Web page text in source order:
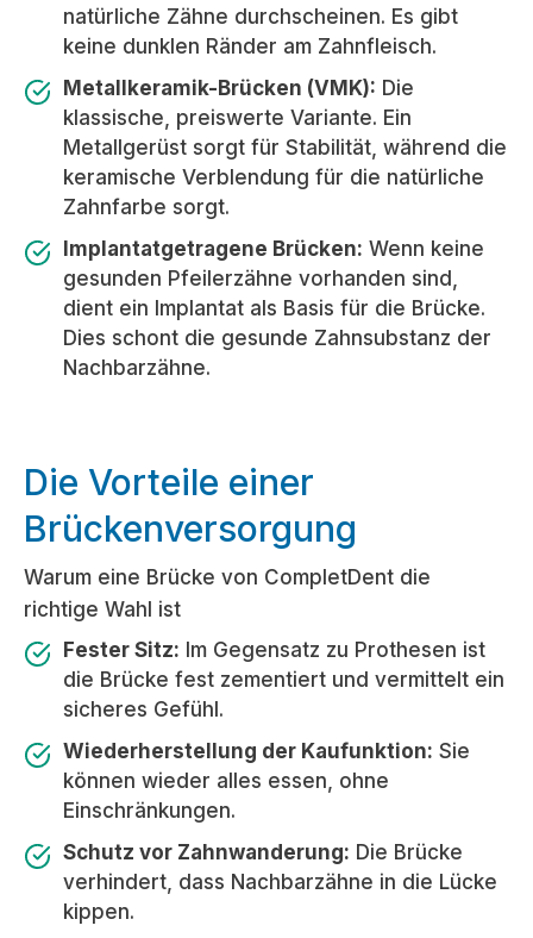
natürliche Zähne durchscheinen. Es gibt
keine dunklen Ränder am Zahnfleisch.
Metallkeramik-Brücken (VMK): Die
klassische, preiswerte Variante. Ein
Metallgerüst sorgt für Stabilität, während die
keramische Verblendung für die natürliche
Zahnfarbe sorgt.
Implantatgetragene Brücken: Wenn keine
gesunden Pfeilerzähne vorhanden sind,
dient ein Implantat als Basis für die Brücke.
Dies schont die gesunde Zahnsubstanz der
Nachbarzähne.
Die Vorteile einer
Brückenversorgung
Warum eine Brücke von CompletDent die
richtige Wahl ist
Fester Sitz: Im Gegensatz zu Prothesen ist
die Brücke fest zementiert und vermittelt ein
sicheres Gefühl.
Wiederherstellung der Kaufunktion: Sie
können wieder alles essen, ohne
Einschränkungen.
Schutz vor Zahnwanderung: Die Brücke
verhindert, dass Nachbarzähne in die Lücke
kippen.